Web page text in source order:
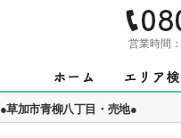
営業時間：
●草加市青柳八丁目・売地●